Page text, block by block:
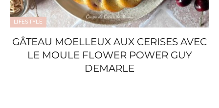
LIFESTYLE
GÂTEAU MOELLEUX AUX CERISES AVEC
LE MOULE FLOWER POWER GUY
DEMARLE